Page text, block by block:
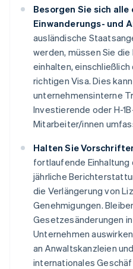
Besorgen Sie sich
Einwanderungs- und
ausländische
werden, müssen Sie
einhalten,
richtigen Visa. Dies
unternehmensinterne
Investierende oder H-
Mitarbeiter/innen
Halten Sie
fortlaufende
jährliche
die Verlängerung von
Genehmigungen.
Gesetzesänderungen
Unternehmen
an Anwaltskanzleien
internationales